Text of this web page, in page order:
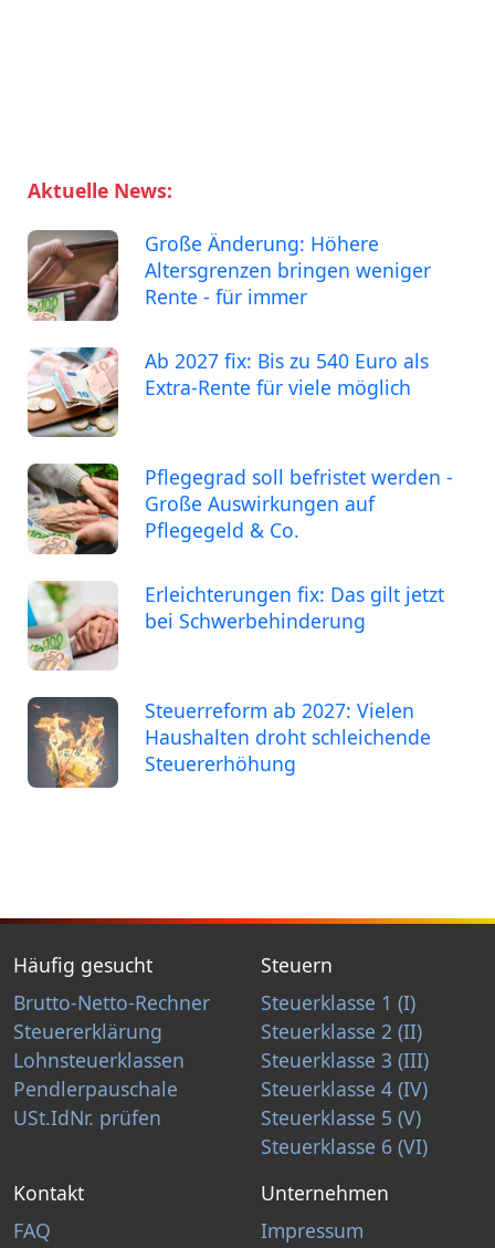
Aktuelle News:
Große Änderung: Höhere
Altersgrenzen bringen weniger
Rente - für immer
Ab 2027 fix: Bis zu 540 Euro als
Extra-Rente für viele möglich
Pflegegrad soll befristet werden -
Große Auswirkungen auf
Pflegegeld & Co.
Erleichterungen fix: Das gilt jetzt
bei Schwerbehinderung
Steuerreform ab 2027: Vielen
Haushalten droht schleichende
Steuererhöhung
Häufig gesucht
Brutto-Netto-Rechner
Steuererklärung
Lohnsteuerklassen
Pendlerpauschale
USt.IdNr. prüfen
Steuern
Steuerklasse 1 (I)
Steuerklasse 2 (II)
Steuerklasse 3 (III)
Steuerklasse 4 (IV)
Steuerklasse 5 (V)
Steuerklasse 6 (VI)
Kontakt
FAQ
Unternehmen
Impressum